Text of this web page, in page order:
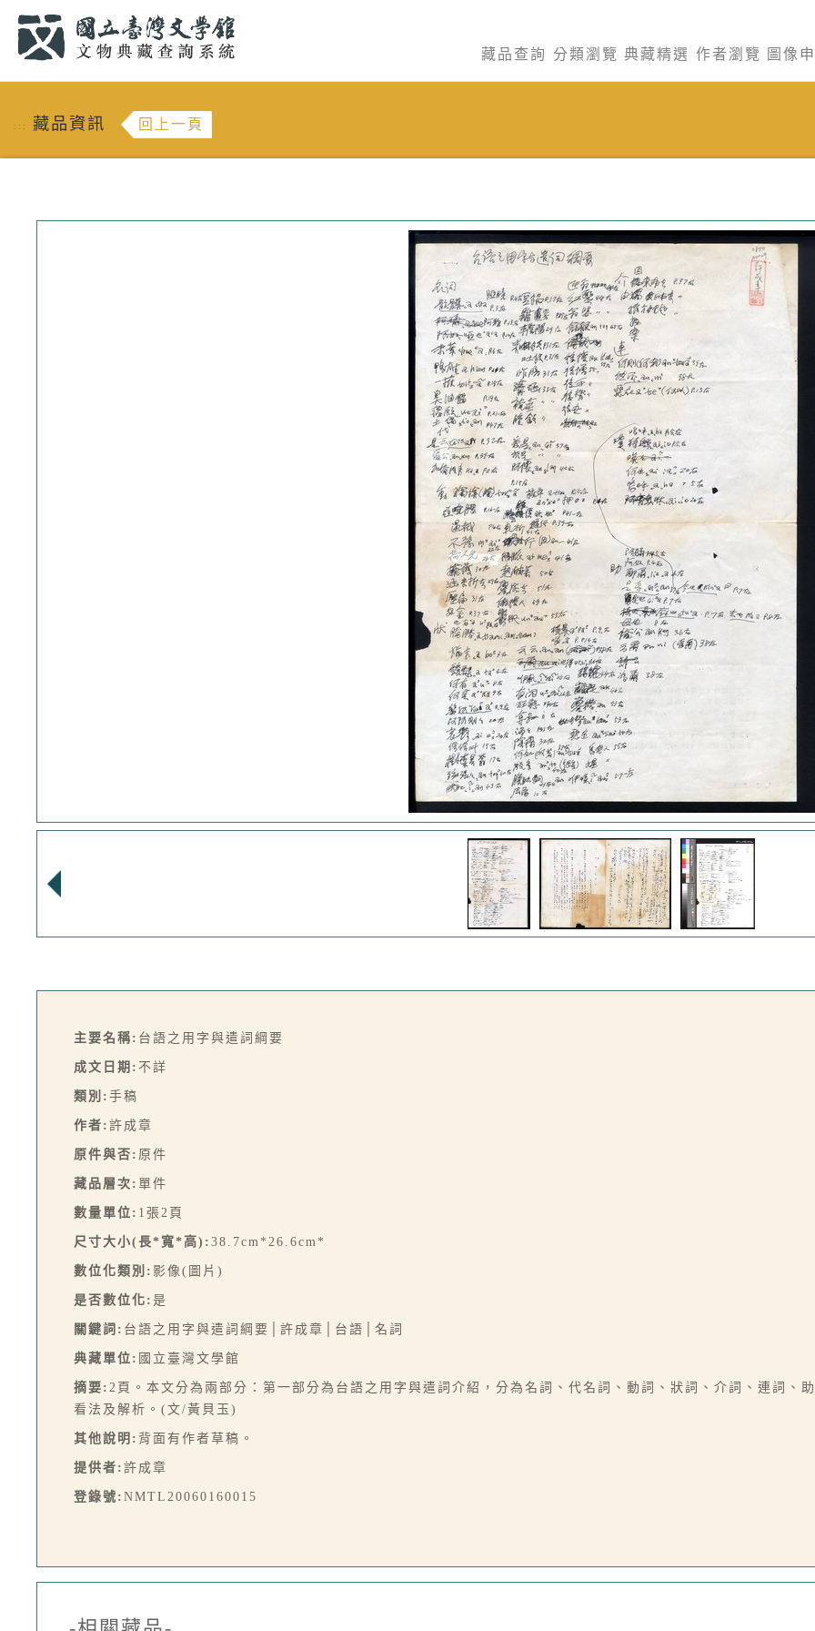
藏品查詢 分類瀏覽 典藏精選 作者瀏覽 圖像
::: 藏品資訊 回上一頁
主要名稱: 台語之用字與遣詞綱要
成文日期: 不詳
類別: 手稿
作者: 許成章
原件與否: 原件
藏品層次: 單件
數量單位: 1張2頁
尺寸大小(長*寬*高): 38.7cm*26.6cm*
數位化類別: 影像(圖片)
是否數位化: 是
關鍵詞: 台語之用字與遣詞綱要│許成章│台語│名詞
典藏單位: 國立臺灣文學館
摘要: 2頁。本文分為兩部分：第一部分為台語之用字與遣詞介紹，分為名詞、代名詞、動詞、狀詞、介詞、連詞、
看法及解析。(文/黃貝玉)
其他說明: 背面有作者草稿。
提供者: 許成章
登錄號: NMTL20060160015